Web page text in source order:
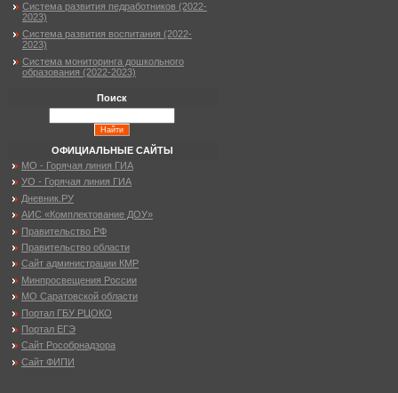
Система развития педработников (2022-
2023)
Система развития воспитания (2022-
2023)
Система мониторинга дошкольного
образования (2022-2023)
Поиск
ОФИЦИАЛЬНЫЕ САЙТЫ
МО - Горячая линия ГИА
УО - Горячая линия ГИА
Дневник.РУ
АИС «Комплектование ДОУ»
Правительство РФ
Правительство области
Сайт администрации КМР
Минпросвещения России
МО Саратовской области
Портал ГБУ РЦОКО
Портал ЕГЭ
Сайт Рособрнадзора
Сайт ФИПИ